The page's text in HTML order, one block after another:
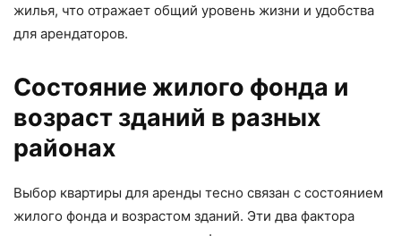
жилья, что отражает общий уровень жизни и удобства
для арендаторов.
Состояние жилого фонда и
возраст зданий в разных
районах
Выбор квартиры для аренды тесно связан с состоянием
жилого фонда и возрастом зданий. Эти два фактора